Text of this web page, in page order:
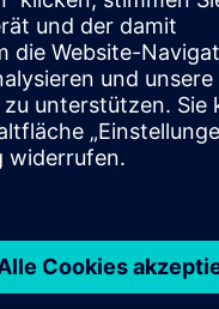
HMI
dati con un controllore
BASIC